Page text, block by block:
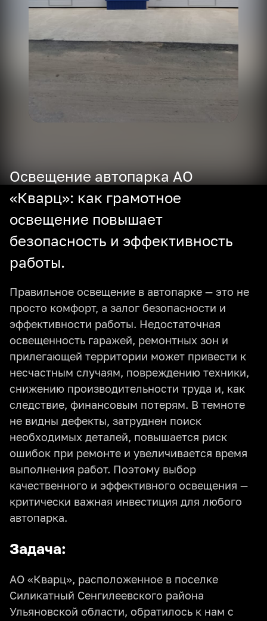
Освещение автопарка АО
«Кварц»: как грамотное
освещение повышает
безопасность и эффективность
работы.
Правильное освещение в автопарке — это не
просто комфорт, а залог безопасности и
эффективности работы. Недостаточная
освещенность гаражей, ремонтных зон и
прилегающей территории может привести к
несчастным случаям, повреждению техники,
снижению производительности труда и, как
следствие, финансовым потерям. В темноте
не видны дефекты, затруднен поиск
необходимых деталей, повышается риск
ошибок при ремонте и увеличивается время
выполнения работ. Поэтому выбор
качественного и эффективного освещения —
критически важная инвестиция для любого
автопарка.
Задача:
АО «Кварц», расположенное в поселке
Силикатный Сенгилеевского района
Ульяновской области, обратилось к нам с